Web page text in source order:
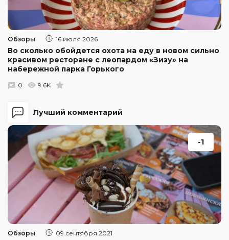
Лучший комментарий
-1
Обзоры 09 сентября 2021
Обзоры 16 июля 2026
Во сколько обойдется охота на еду в новом сильно
красивом ресторане с леопардом «Зизу» на
набережной парка Горького
0 9.6K